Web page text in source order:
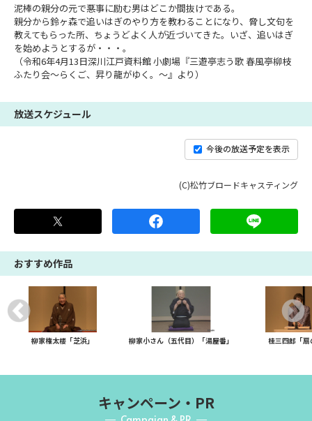
泥棒の親分の元で悪事に励む男はどこか間抜けである。
親分から鈴ヶ森で追いはぎのやり方を教わることになり、脅し文句を
教えてもらった所、ちょうどよく人が近づいてきた。いざ、追いはぎ
を始めようとするが・・・。
（令和6年4月13日深川江戸資料館 小劇場『三遊亭志う歌 春風亭柳枝
ふたり会～らくご、昇り龍がゆく。～』より）
放送スケジュール
今後の放送予定を表示
(C)松竹ブロードキャスティング
おすすめ作品
柳家権太楼「芝浜」 柳家小さん（五代目）「湯屋番」 桂三四郎「扇
キャンペーン・PR